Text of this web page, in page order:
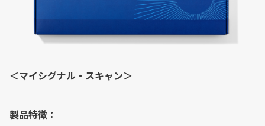
＜マイシグナル・スキャン＞
製品特徴：